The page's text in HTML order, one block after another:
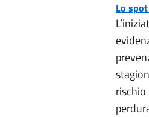
Lo
rischio